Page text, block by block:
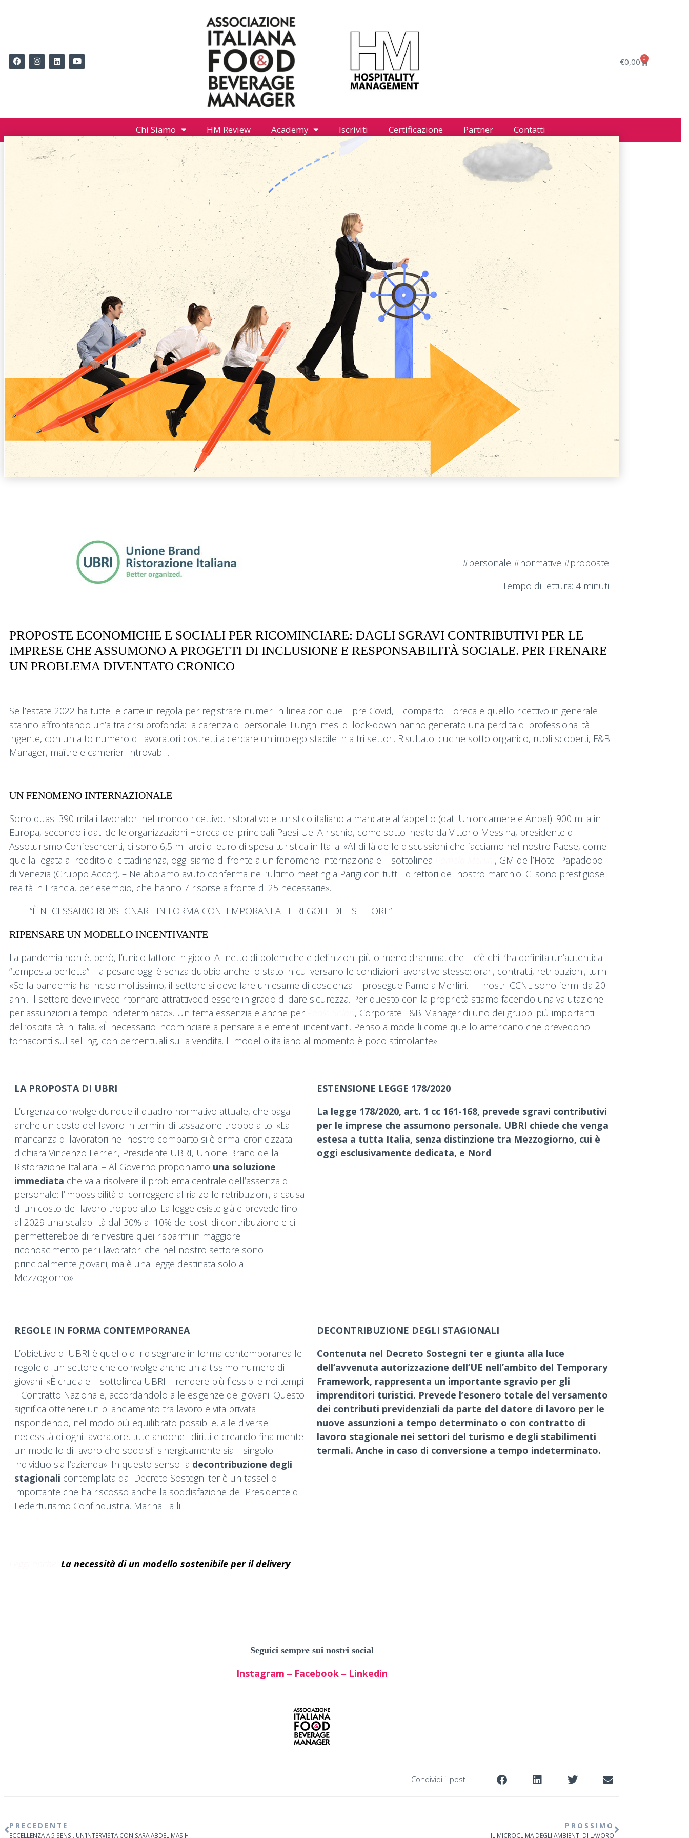
€0,00 0
Chi Siamo HM Review Academy Iscriviti Certificazione Partner Contatti
#personale #normative #proposte
Tempo di lettura: 4 minuti
PROPOSTE ECONOMICHE E SOCIALI PER RICOMINCIARE: DAGLI SGRAVI CONTRIBUTIVI PER LE
IMPRESE CHE ASSUMONO A PROGETTI DI INCLUSIONE E RESPONSABILITÀ SOCIALE. PER FRENARE
UN PROBLEMA DIVENTATO CRONICO
Se l’estate 2022 ha tutte le carte in regola per registrare numeri in linea con quelli pre Covid, il comparto Horeca e quello ricettivo in generale
stanno affrontando un’altra crisi profonda: la carenza di personale. Lunghi mesi di lock-down hanno generato una perdita di professionalità
ingente, con un alto numero di lavoratori costretti a cercare un impiego stabile in altri settori. Risultato: cucine sotto organico, ruoli scoperti, F&B
Manager, maître e camerieri introvabili.
UN FENOMENO INTERNAZIONALE
Sono quasi 390 mila i lavoratori nel mondo ricettivo, ristorativo e turistico italiano a mancare all’appello (dati Unioncamere e Anpal). 900 mila in
Europa, secondo i dati delle organizzazioni Horeca dei principali Paesi Ue. A rischio, come sottolineato da Vittorio Messina, presidente di
Assoturismo Confesercenti, ci sono 6,5 miliardi di euro di spesa turistica in Italia. «Al di là delle discussioni che facciamo nel nostro Paese, come
quella legata al reddito di cittadinanza, oggi siamo di fronte a un fenomeno internazionale – sottolinea
, GM dell’Hotel Papadopoli
di Venezia (Gruppo Accor). – Ne abbiamo avuto conferma nell’ultimo meeting a Parigi con tutti i direttori del nostro marchio. Ci sono prestigiose
realtà in Francia, per esempio, che hanno 7 risorse a fronte di 25 necessarie».
“È NECESSARIO RIDISEGNARE IN FORMA CONTEMPORANEA LE REGOLE DEL SETTORE”
RIPENSARE UN MODELLO INCENTIVANTE
La pandemia non è, però, l’unico fattore in gioco. Al netto di polemiche e definizioni più o meno drammatiche – c’è chi l’ha definita un’autentica
“tempesta perfetta” – a pesare oggi è senza dubbio anche lo stato in cui versano le condizioni lavorative stesse: orari, contratti, retribuzioni, turni.
«Se la pandemia ha inciso moltissimo, il settore si deve fare un esame di coscienza – prosegue Pamela Merlini. – I nostri CCNL sono fermi da 20
anni. Il settore deve invece ritornare attrattivoed essere in grado di dare sicurezza. Per questo con la proprietà stiamo facendo una valutazione
per assunzioni a tempo indeterminato». Un tema essenziale anche per
, Corporate F&B Manager di uno dei gruppi più importanti
dell’ospitalità in Italia. «È necessario incominciare a pensare a elementi incentivanti. Penso a modelli come quello americano che prevedono
tornaconti sul selling, con percentuali sulla vendita. Il modello italiano al momento è poco stimolante».
LA PROPOSTA DI UBRI
L’urgenza coinvolge dunque il quadro normativo attuale, che paga
anche un costo del lavoro in termini di tassazione troppo alto. «La
mancanza di lavoratori nel nostro comparto si è ormai cronicizzata –
dichiara Vincenzo Ferrieri, Presidente UBRI, Unione Brand della
Ristorazione Italiana. – Al Governo proponiamo una soluzione
immediata che va a risolvere il problema centrale dell’assenza di
personale: l’impossibilità di correggere al rialzo le retribuzioni, a causa
di un costo del lavoro troppo alto. La legge esiste già e prevede fino
al 2029 una scalabilità dal 30% al 10% dei costi di contribuzione e ci
permetterebbe di reinvestire quei risparmi in maggiore
riconoscimento per i lavoratori che nel nostro settore sono
principalmente giovani; ma è una legge destinata solo al
Mezzogiorno».
ESTENSIONE LEGGE 178/2020
La legge 178/2020, art. 1 cc 161-168, prevede sgravi contributivi
per le imprese che assumono personale. UBRI chiede che venga
estesa a tutta Italia, senza distinzione tra Mezzogiorno, cui è
oggi esclusivamente dedicata, e Nord.
REGOLE IN FORMA CONTEMPORANEA
L’obiettivo di UBRI è quello di ridisegnare in forma contemporanea le
regole di un settore che coinvolge anche un altissimo numero di
giovani. «È cruciale – sottolinea UBRI – rendere più flessibile nei tempi
il Contratto Nazionale, accordandolo alle esigenze dei giovani. Questo
significa ottenere un bilanciamento tra lavoro e vita privata
rispondendo, nel modo più equilibrato possibile, alle diverse
necessità di ogni lavoratore, tutelandone i diritti e creando finalmente
un modello di lavoro che soddisfi sinergicamente sia il singolo
individuo sia l’azienda». In questo senso la decontribuzione degli
stagionali contemplata dal Decreto Sostegni ter è un tassello
importante che ha riscosso anche la soddisfazione del Presidente di
Federturismo Confindustria, Marina Lalli.
DECONTRIBUZIONE DEGLI STAGIONALI
Contenuta nel Decreto Sostegni ter e giunta alla luce
dell’avvenuta autorizzazione dell’UE nell’ambito del Temporary
Framework, rappresenta un importante sgravio per gli
imprenditori turistici. Prevede l’esonero totale del versamento
dei contributi previdenziali da parte del datore di lavoro per le
nuove assunzioni a tempo determinato o con contratto di
lavoro stagionale nei settori del turismo e degli stabilimenti
termali. Anche in caso di conversione a tempo indeterminato.
La necessità di un modello sostenibile per il delivery
Seguici sempre sui nostri social
Instagram – Facebook– Linkedin
Condividi il post
PRECEDENTE
ECCELLENZA A 5 SENSI. UN’INTERVISTA CON SARA ABDEL MASIH
PROSSIMO
IL MICROCLIMA DEGLI AMBIENTI DI LAVORO